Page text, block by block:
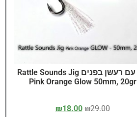
גיג עם רעשן בפנים Rattle Sounds Jig
Pink Orange Glow 50mm, 20gr
₪29.00
₪18.00